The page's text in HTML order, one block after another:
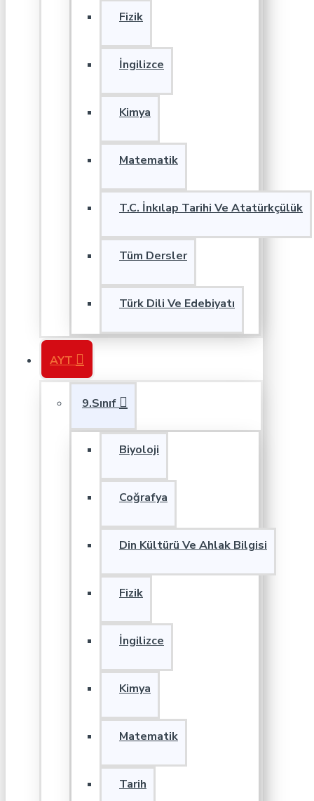
Fizik
İngilizce
Kimya
Matematik
T.C. İnkılap Tarihi Ve Atatürkçülük
Tüm Dersler
Türk Dili Ve Edebiyatı
AYT
9.Sınıf
Biyoloji
Coğrafya
Din Kültürü Ve Ahlak Bilgisi
Fizik
İngilizce
Kimya
Matematik
Tarih